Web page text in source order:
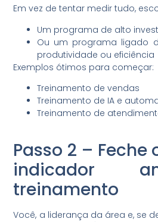
Em vez de tentar medir tudo,
Um programa de alto
Ou um programa ligado
produtividade ou eficiência
Exemplos ótimos para começar:
Treinamento de vendas
Treinamento de IA e
Treinamento de
Passo 2 –
indicador
treinamento
Você, a liderança da área e, se